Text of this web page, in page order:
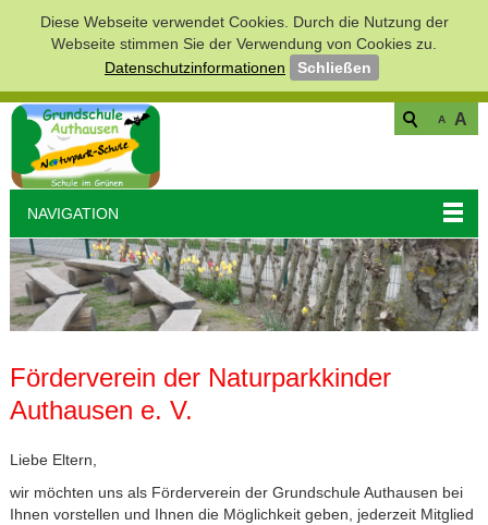
Diese Webseite verwendet Cookies. Durch die Nutzung der
Webseite stimmen Sie der Verwendung von Cookies zu.
Datenschutzinformationen
Schließen
A A
NAVIGATION
Förderverein der Naturparkkinder
Authausen e. V.
Liebe Eltern,
wir möchten uns als Förderverein der Grundschule Authausen bei
Ihnen vorstellen und Ihnen die Möglichkeit geben, jederzeit Mitglied